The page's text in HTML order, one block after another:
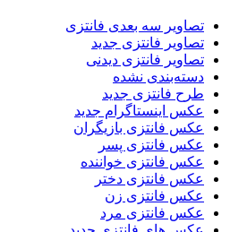
تصاویر سه بعدی فانتزی
تصاویر فانتزی جدید
تصاویر فانتزی دیدنی
دسته‌بندی نشده
طرح فانتزی جدید
عکس اینستاگرام جدید
عکس فانتزی بازیگران
عکس فانتزی پسر
عکس فانتزی خواننده
عکس فانتزی دختر
عکس فانتزی زن
عکس فانتزی مرد